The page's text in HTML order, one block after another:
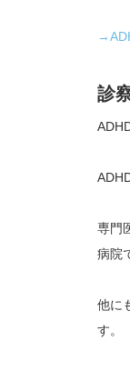
診
専門
病院
他に
す。